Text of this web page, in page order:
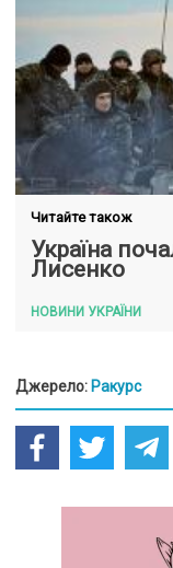
Читайте також
Україна
Лисенко
НОВИНИ УКРАЇНИ
Джерело: Ракурс